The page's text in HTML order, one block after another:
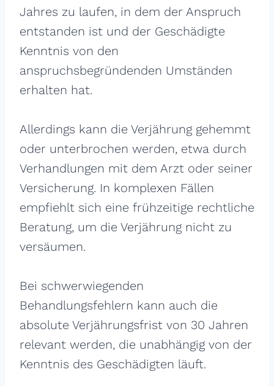
Jahres zu laufen, in dem der Anspruch
entstanden ist und der Geschädigte
Kenntnis von den
anspruchsbegründenden Umständen
erhalten hat.
Allerdings kann die Verjährung gehemmt
oder unterbrochen werden, etwa durch
Verhandlungen mit dem Arzt oder seiner
Versicherung. In komplexen Fällen
empfiehlt sich eine frühzeitige rechtliche
Beratung, um die Verjährung nicht zu
versäumen.
Bei schwerwiegenden
Behandlungsfehlern kann auch die
absolute Verjährungsfrist von 30 Jahren
relevant werden, die unabhängig von der
Kenntnis des Geschädigten läuft.